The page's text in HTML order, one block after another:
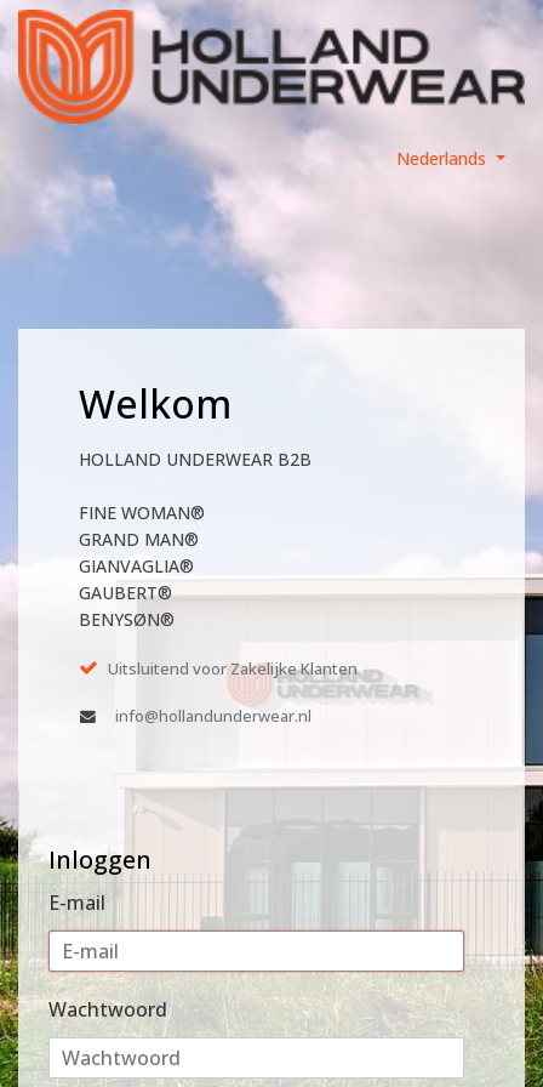
Nederlands
Welkom
HOLLAND UNDERWEAR B2B
FINE WOMAN®
GRAND MAN®
GIANVAGLIA®
GAUBERT®
BENYSØN®
Uitsluitend voor Zakelijke Klanten
info@hollandunderwear.nl
Inloggen
E-mail
Wachtwoord